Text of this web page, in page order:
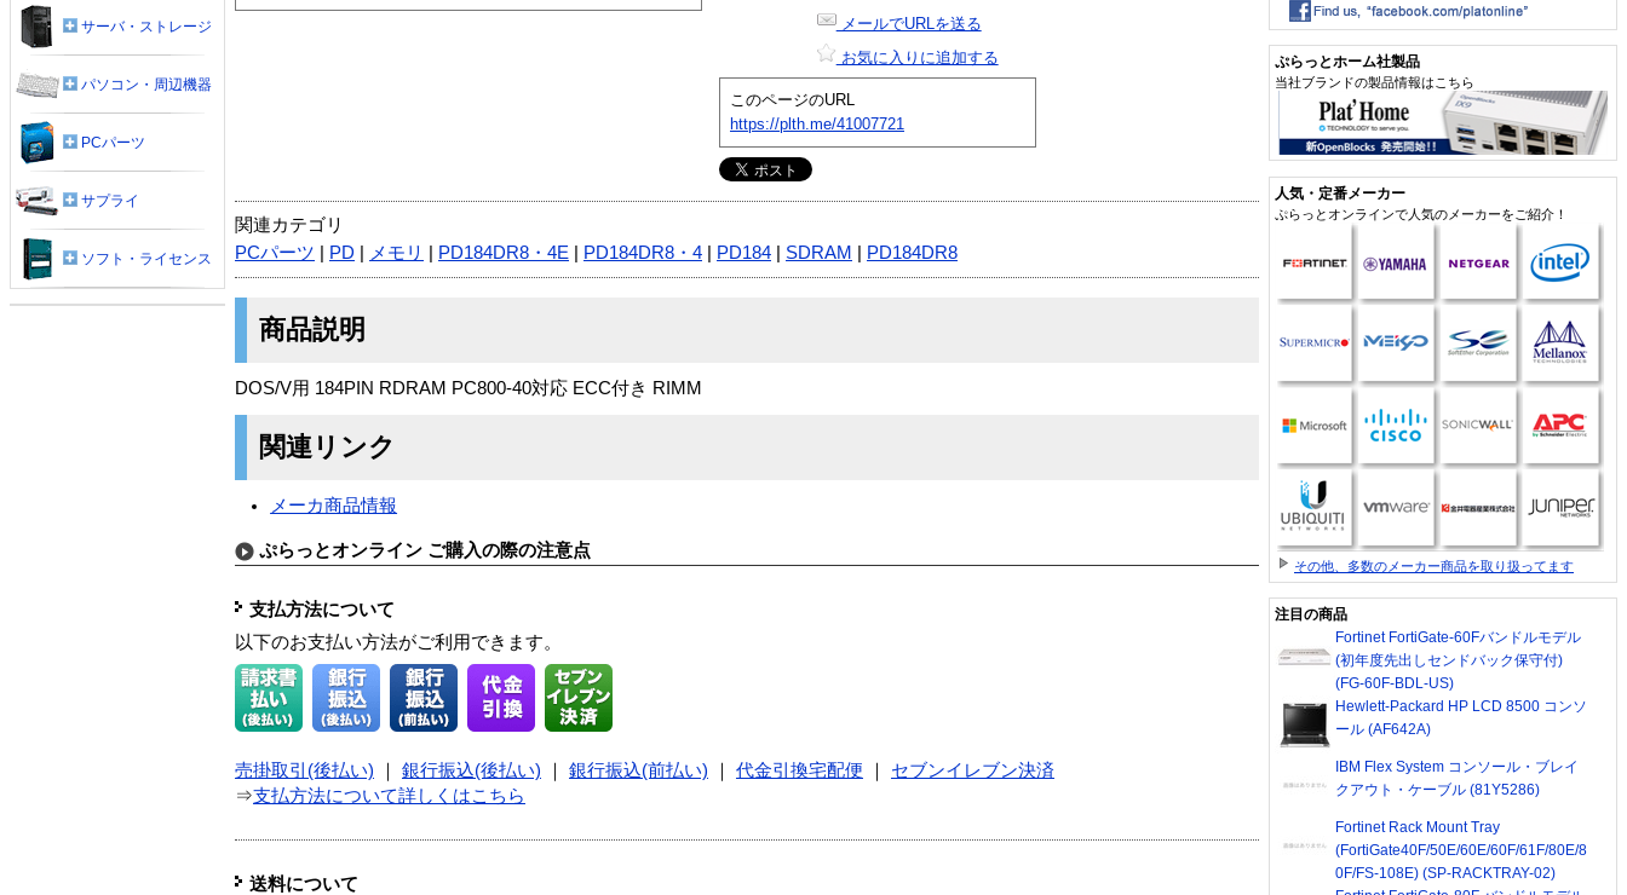
メールでURLを送る
お気に入りに追加する
このページのURL
https://plth.me/41007721
関連カテゴリ
PCパーツ
PD メモリ PD184DR8・4E PD184DR8・4 PD184 SDRAM PD184DR8
商品説明
DOS/V用 184PIN RDRAM PC800-40対応 ECC付き RIMM
関連リンク
メーカ商品情報
ぷらっとオンライン ご購入の際の注意点
支払方法について
以下のお支払い方法がご利用できます。
売掛取引(後払い) 銀行振込(後払い) 銀行振込(前払い) 代金引換宅配便
セブンイレブン決済
⇒支払方法について詳しくはこちら
送料について
サーバ・ストレージ
パソコン・周辺機器
PCパーツ
サプライ
ソフト・ライセンス
ぷらっとホーム社製品
当社ブランドの製品情報はこちら
人気・定番メーカー
ぷらっとオンラインで人気のメーカーをご紹介！
その他、多数のメーカー商品を取り扱ってます
注目の商品
Fortinet FortiGate-60Fバンドルモデル
(初年度先出しセンドバック保守付)
(FG-60F-BDL-US)
Hewlett-Packard HP LCD 8500 コンソ
ール (AF642A)
IBM Flex System コンソール・ブレイ
クアウト・ケーブル (81Y5286)
Fortinet Rack Mount Tray
(FortiGate40F/50E/60E/60F/61F/80E/8
0F/FS-108E) (SP-RACKTRAY-02)